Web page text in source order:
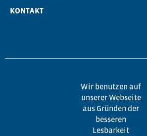
KONTAKT
Wir benutzen auf
unserer Webseite
aus Gründen der
besseren
Lesbarkeit